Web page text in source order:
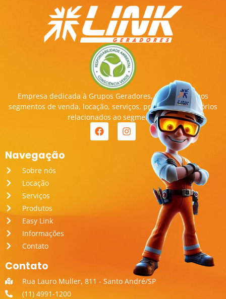
Empresa dedicada à Grupos Geradores, transitando nos
segmentos de venda, locação, serviços, produtos e acessórios
relacionados ao segmento.
Navegação
Sobre nós
Locação
Serviços
Produtos
Easy Link
Informações
Contato
Contato
Rua Lauro Muller, 811 - Santo André/SP
(11) 4991-1200